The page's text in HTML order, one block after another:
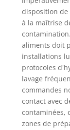
disposition
à la maîtrise
aliments doit
installations
protocoles
lavage
commandes
contact avec
contaminées,
zones de